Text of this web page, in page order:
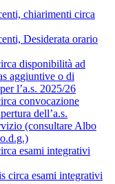
chiarimenti circa
Desiderata orario
disponibilità ad
aggiuntive o di
l’a.s. 2025/26
convocazione
dell’a.s.
(consultare Albo
esami integrativi
circa esami integrativi